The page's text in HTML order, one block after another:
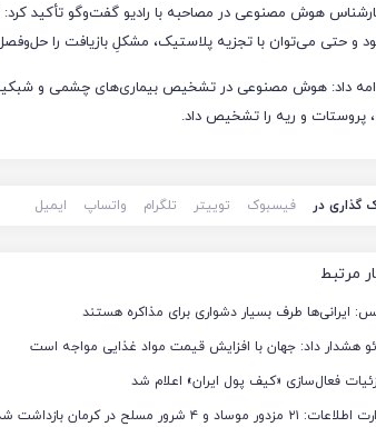
هوش مصنوعی در مصاحبه با رادیو گفت‌وگو تأکید
و حتی می‌توان با تجزیه پلاستیک، مشکلِ بازیافت را
داد: هوش مصنوعی در تشخیص بیماری‌های چشمی و
پروستات و ریه را تشخیص داد.
گذاری در فیسبوک توییتر تلگرام واتساپ ایمیل
مرتبط
ایرانی‌ها طرف بسیار دشواری برای مذاکره هستند
هشدار داد: جهان با افزایش قیمت مواد غذایی مواجه است
فعال‌سازی «کیف پول ایران» اعلام شد
۲۱ مزدور موساد و ۴ شرور مسلح در کرمان بازداشت شدند